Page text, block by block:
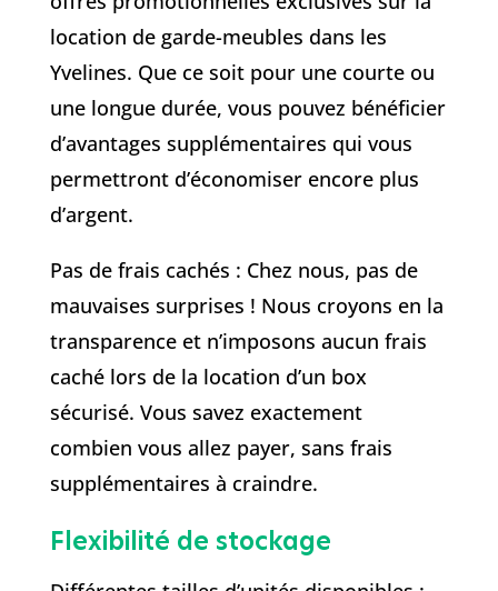
location de garde-meubles dans les
Yvelines. Que ce soit pour une courte ou
une longue durée, vous pouvez bénéficier
d’avantages supplémentaires qui vous
permettront d’économiser encore plus
d’argent.
Pas de frais cachés : Chez nous, pas de
mauvaises surprises ! Nous croyons en la
transparence et n’imposons aucun frais
caché lors de la location d’un box
sécurisé. Vous savez exactement
combien vous allez payer, sans frais
supplémentaires à craindre.
Flexibilité de stockage